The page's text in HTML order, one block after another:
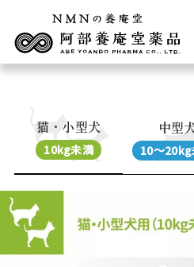
猫・小型犬
10kg未満
中型
10～20kg